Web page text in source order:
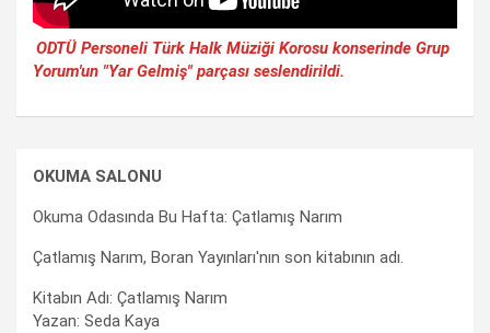
ODTÜ Personeli Türk Halk Müziği Korosu konserinde Grup
Yorum'un "Yar Gelmiş" parçası seslendirildi.
OKUMA SALONU
Okuma Odasında Bu Hafta: Çatlamış Narım
Çatlamış Narım, Boran Yayınları'nın son kitabının adı.
Kitabın Adı: Çatlamış Narım
Yazan: Seda Kaya